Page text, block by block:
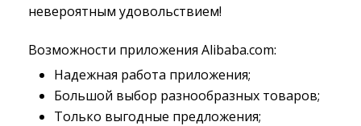
невероятным удовольствием!
Возможности приложения Alibaba.com:
Надежная работа приложения;
Большой выбор разнообразных товаров;
Только выгодные предложения;